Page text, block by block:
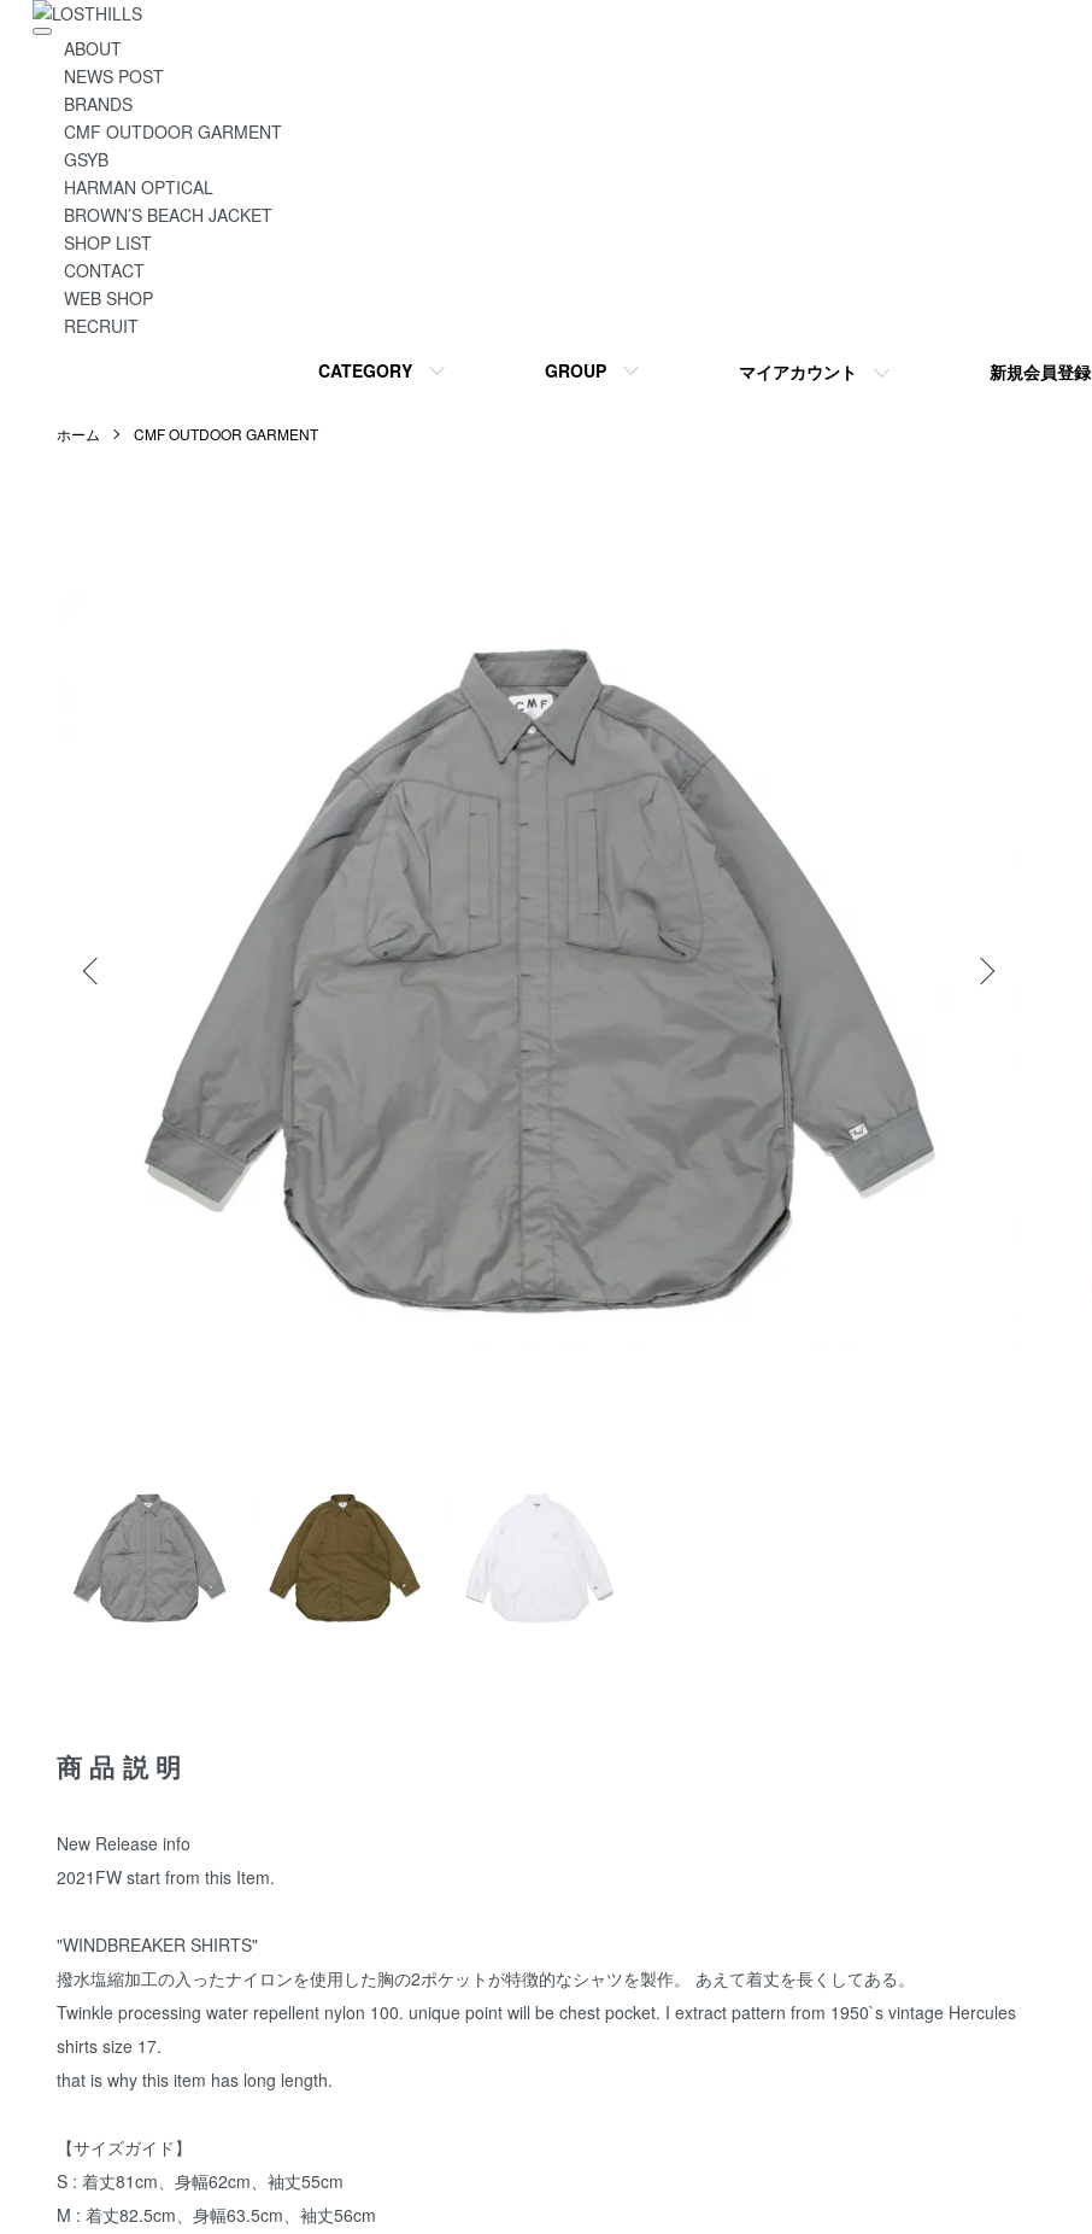
ABOUT
NEWS POST
BRANDS
CMF OUTDOOR GARMENT
GSYB
HARMAN OPTICAL
BROWN’S BEACH JACKET
SHOP LIST
CONTACT
WEB SHOP
RECRUIT
CATEGORY GROUP マイアカウント 新規会員登録
ホーム CMF OUTDOOR GARMENT
商品説明
New Release info
2021FW start from this Item.
"WINDBREAKER SHIRTS"
撥水塩縮加工の入ったナイロンを使用した胸の2ポケットが特徴的なシャツを製作。 あえて着丈を長くしてある。
Twinkle processing water repellent nylon 100. unique point will be chest pocket. I extract pattern from 1950`s vintage Hercules
shirts size 17.
that is why this item has long length.
【サイズガイド】
S : 着丈81cm、身幅62cm、袖丈55cm
M : 着丈82.5cm、身幅63.5cm、袖丈56cm